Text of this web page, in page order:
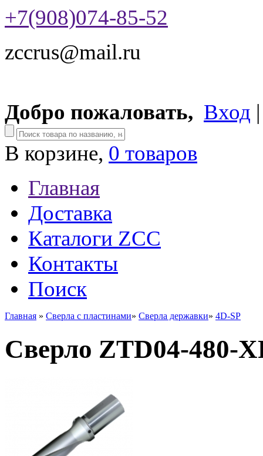
+7(908)074-85-52
zccrus@mail.ru
Добро пожаловать, Вход
В корзине, 0 товаров
Главная
Доставка
Каталоги ZCC
Контакты
Поиск
Главная » Сверла с пластинами» Сверла державки» 4D-SP
Сверло ZTD04-480-